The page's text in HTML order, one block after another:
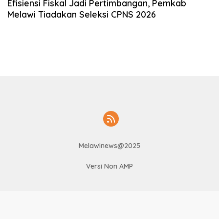
Efisiensi Fiskal Jadi Pertimbangan, Pemkab
Melawi Tiadakan Seleksi CPNS 2026
Melawinews@2025
Versi Non AMP